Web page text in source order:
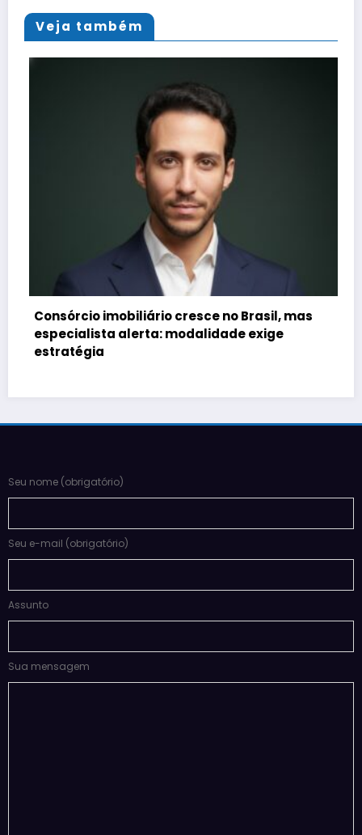
Veja também
Consórcio imobiliário cresce no Brasil, mas
especialista alerta: modalidade exige
estratégia
Seu nome (obrigatório)
Seu e-mail (obrigatório)
Assunto
Sua mensagem